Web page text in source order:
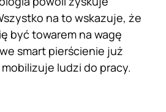
na to wskazuje, że
być towarem na wagę
smart pierścienie już
ludzi do pracy.